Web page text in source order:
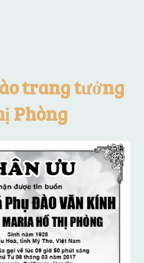
trang tưởng
Phòng